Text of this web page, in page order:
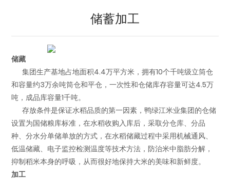
储蓄加工
储藏
集团生产基地占地面积4.4万平方米，拥有10个千吨级立筒仓
和容量约3万余吨筒仓和平仓，一次性和仓储库存容量可达4.5万
吨，成品库容量1千吨。
存放条件是保证水稻品质的第一因素，鸭绿江米业集团的仓储
设置为国储粮库标准，在水稻收购入库后，采取分仓库、分品
种、分水分单储单放的方式，在水稻储藏过程中采用机械通风、
低温储藏、电子监控检测温度等技术方法，防治米中脂肪分解，
抑制稻米本身的呼吸，从而很好地保持大米的美味和新鲜度。
加工